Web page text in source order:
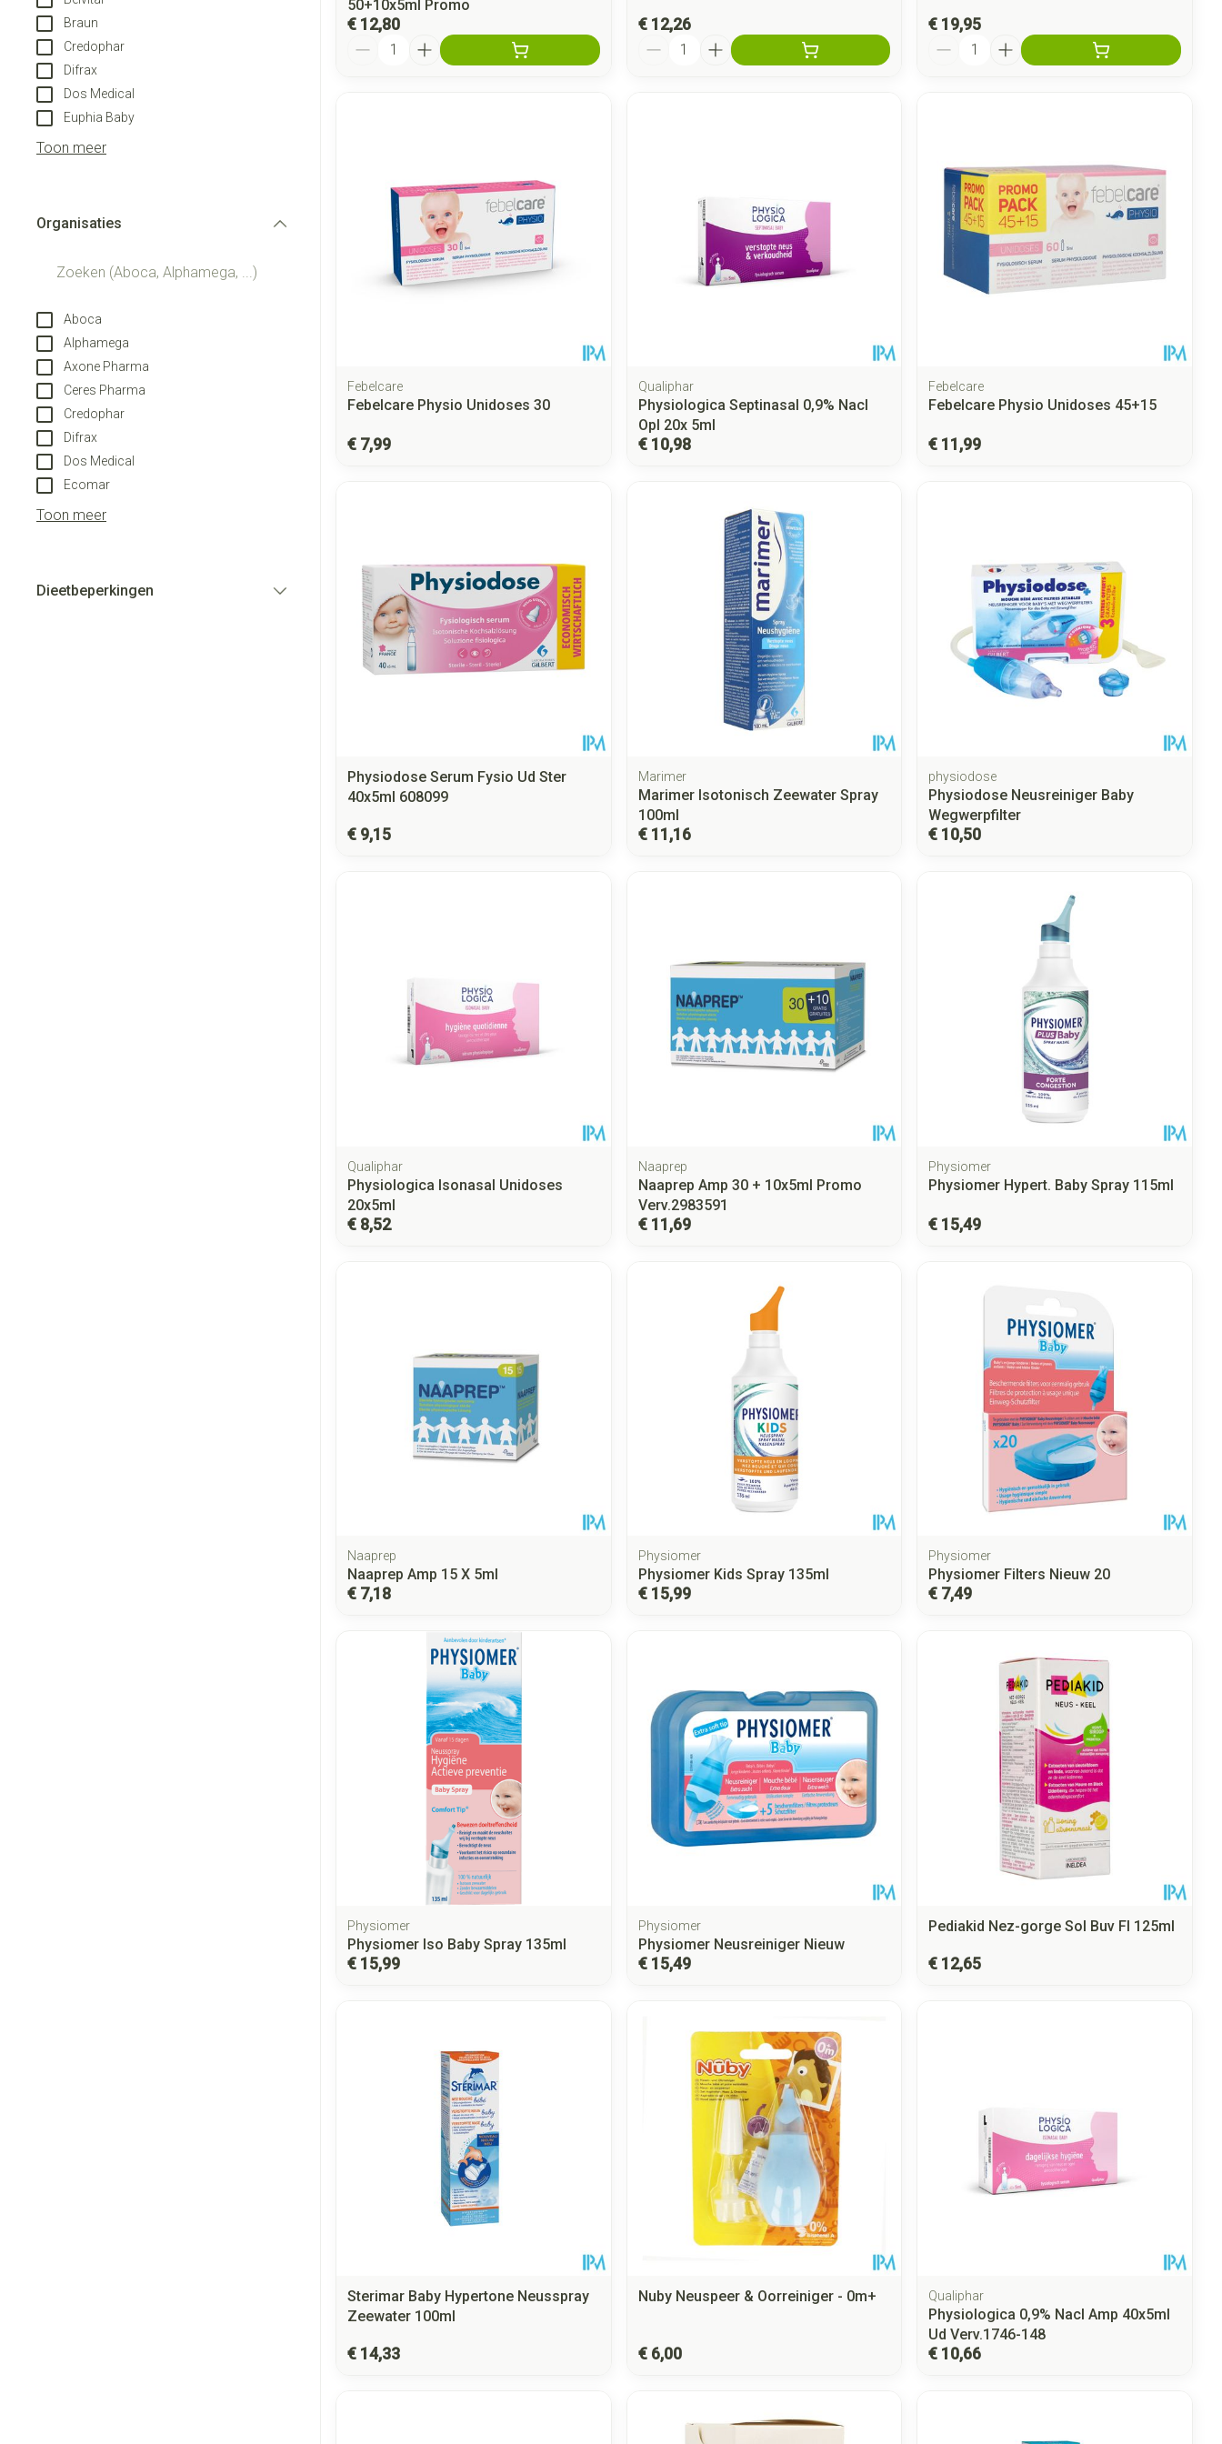
Braun
Credophar
Difrax
Dos Medical
Euphia Baby
Toon meer
Organisaties
Aboca
Alphamega
Axone Pharma
Ceres Pharma
Credophar
Difrax
Dos Medical
Ecomar
Toon meer
Dieetbeperkingen
50+10x5ml Promo
€ 12,80 € 12,26 € 19,95
Febelcare
Febelcare Physio Unidoses 30
€ 7,99
Qualiphar
Physiologica Septinasal 0,9% Nacl
Opl 20x 5ml
€ 10,98
Febelcare
Febelcare Physio Unidoses 45+15
€ 11,99
Physiodose Serum Fysio Ud Ster
40x5ml 608099
€ 9,15
Marimer
Marimer Isotonisch Zeewater Spray
100ml
€ 11,16
physiodose
Physiodose Neusreiniger Baby
Wegwerpfilter
€ 10,50
Qualiphar
Physiologica Isonasal Unidoses
20x5ml
€ 8,52
Naaprep
Naaprep Amp 30 + 10x5ml Promo
Verv.2983591
€ 11,69
Physiomer
Physiomer Hypert. Baby Spray 115ml
€ 15,49
Naaprep
Naaprep Amp 15 X 5ml
€ 7,18
Physiomer
Physiomer Kids Spray 135ml
€ 15,99
Physiomer
Physiomer Filters Nieuw 20
€ 7,49
Physiomer
Physiomer Iso Baby Spray 135ml
€ 15,99
Physiomer
Physiomer Neusreiniger Nieuw
€ 15,49
Pediakid Nez-gorge Sol Buv Fl 125ml
€ 12,65
Sterimar Baby Hypertone Neusspray
Zeewater 100ml
€ 14,33
Nuby Neuspeer & Oorreiniger - 0m+
€ 6,00
Qualiphar
Physiologica 0,9% Nacl Amp 40x5ml
Ud Verv.1746-148
€ 10,66